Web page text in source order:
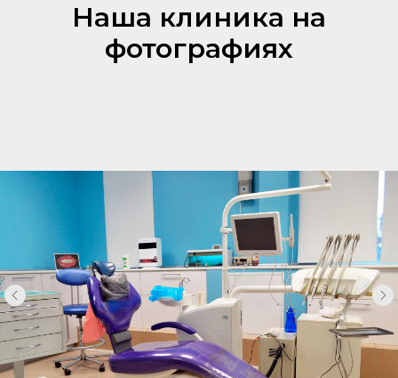
Наша клиника на
фотографиях